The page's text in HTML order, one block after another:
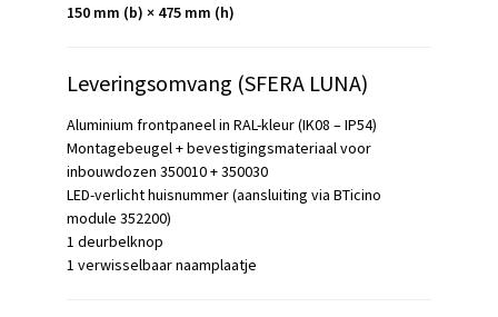
150 mm (b) × 475 mm (h)
Leveringsomvang (SFERA LUNA)
Aluminium frontpaneel in RAL-kleur (IK08 – IP54)
Montagebeugel + bevestigingsmateriaal voor
inbouwdozen 350010 + 350030
LED-verlicht huisnummer (aansluiting via BTicino
module 352200)
1 deurbelknop
1 verwisselbaar naamplaatje